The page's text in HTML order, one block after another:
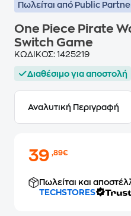
Πωλείται από Public
One Piece Pirate
Switch Game
ΚΩΔΙΚΟΣ: 1425219
Διαθέσιμο για αποστολή
Αναλυτική Περιγραφή
39,89€
Πωλείται και
TECHSTORES